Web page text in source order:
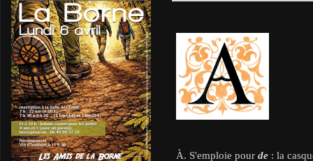
À. S'emploie pour de: la